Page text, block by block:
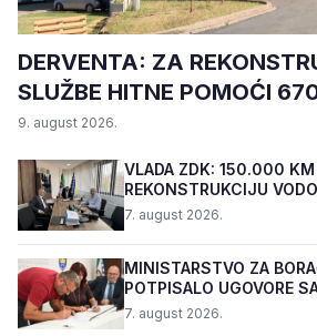
DERVENTA: ZA
SLUŽBE HITNE POMOĆI
9. august 2026.
VLADA ZDK: 150.000 KM
REKONSTRUKCIJU
7. august 2026.
MINISTARSTVO ZA
POTPISALO UGOVORE
PROGRAMA "BIZNIS PL...
7. august 2026.